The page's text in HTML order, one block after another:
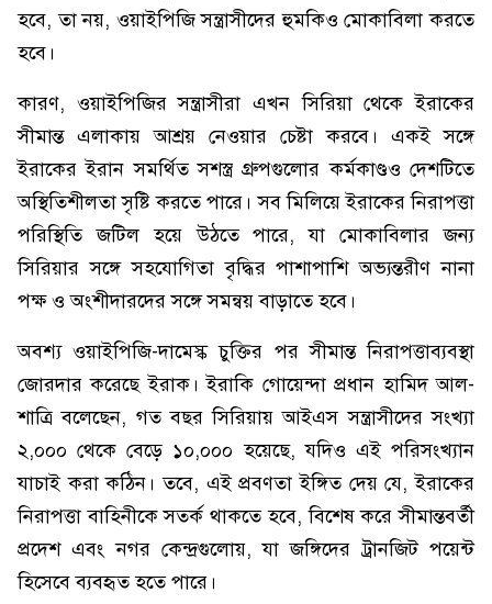
হবে, তা নয়, ওয়াইপিজি সন্ত্রাসীদের হুমকিও মোকাবিলা করতে
হবে।
কারণ, ওয়াইপিজির সন্ত্রাসীরা এখন সিরিয়া থেকে ইরাকের
সীমান্ত এলাকায় আশ্রয় নেওয়ার চেষ্টা করবে। একই সঙ্গে
ইরাকের ইরান সমর্থিত সশস্ত্র গ্রুপগুলোর কর্মকাণ্ডও দেশটিতে
অস্থিতিশীলতা সৃষ্টি করতে পারে। সব মিলিয়ে ইরাকের নিরাপত্তা
পরিস্থিতি জটিল হয়ে উঠতে পারে, যা মোকাবিলার জন্য
সিরিয়ার সঙ্গে সহযোগিতা বৃদ্ধির পাশাপাশি অভ্যন্তরীণ নানা
পক্ষ ও অংশীদারদের সঙ্গে সমন্বয় বাড়াতে হবে।
অবশ্য ওয়াইপিজি-দামেস্ক চুক্তির পর সীমান্ত নিরাপত্তাব্যবস্থা
জোরদার করেছে ইরাক। ইরাকি গোয়েন্দা প্রধান হামিদ আল-
শাত্রি বলেছেন, গত বছর সিরিয়ায় আইএস সন্ত্রাসীদের সংখ্যা
২,০০০ থেকে বেড়ে ১০,০০০ হয়েছে, যদিও এই পরিসংখ্যান
যাচাই করা কঠিন। তবে, এই প্রবণতা ইঙ্গিত দেয় যে, ইরাকের
নিরাপত্তা বাহিনীকে সতর্ক থাকতে হবে, বিশেষ করে সীমান্তবর্তী
প্রদেশ এবং নগর কেন্দ্রগুলোয়, যা জঙ্গিদের ট্রানজিট পয়েন্ট
হিসেবে ব্যবহৃত হতে পারে।